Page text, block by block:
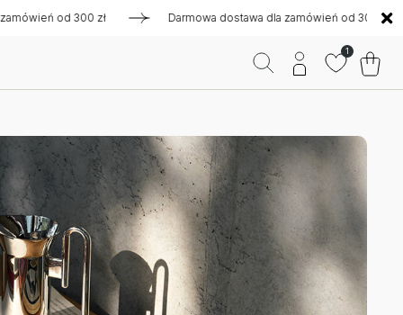
od 300 zł Darmowa dostawa dla zamówień od 300 zł
1